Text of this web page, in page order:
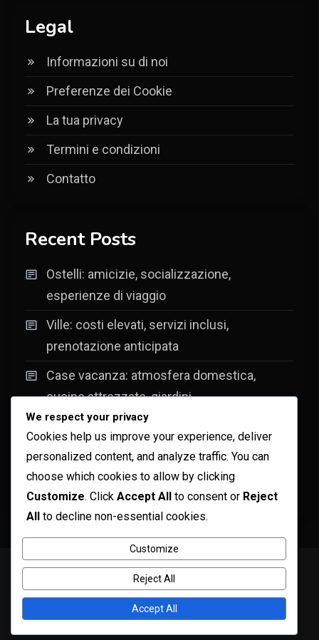
Legal
Informazioni su di noi
Preferenze dei Cookie
La tua privacy
Termini e condizioni
Contatto
Recent Posts
Ostelli: amicizie, socializzazione,
esperienze di viaggio
Ville: costi elevati, servizi inclusi,
prenotazione anticipata
Case vacanza: atmosfera domestica,
cucine attrezzate, giardini
Campeggi: avventura, contatto con la
natura, esperienze uniche
Rifugi: tariffe per notti, costi di accesso,
spese per cibo
Copyright © ogma blog 2026Proudly powered by WordPress
Theme: ogma-blog byMystery Themes
Informazioni su di noi
Preferenze dei Cookie
La tua privacy
Termini e condizioni Contatto
We respect your privacy
Cookies help us improve your experience, deliver
personalized content, and analyze traffic. You can
choose which cookies to allow by clicking
Customize. Click Accept All to consent or Reject
All to decline non-essential cookies.
Customize
Reject All
Accept All